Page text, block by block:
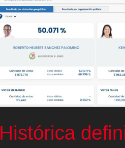
Histórica